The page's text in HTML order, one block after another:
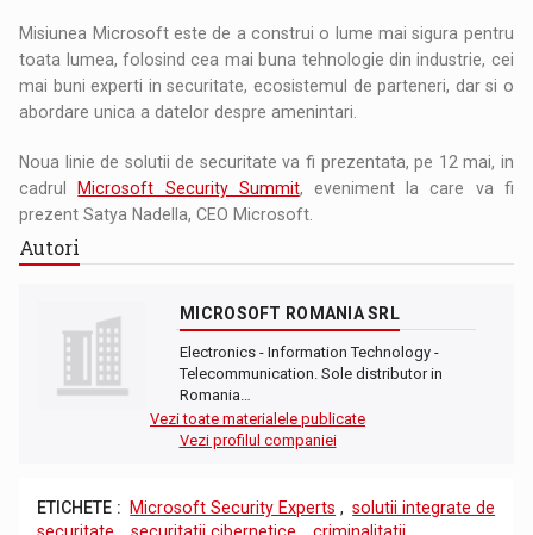
Misiunea Microsoft este de a construi o lume mai sigura pentru
toata lumea, folosind cea mai buna tehnologie din industrie, cei
mai buni experti in securitate, ecosistemul de parteneri, dar si o
abordare unica a datelor despre amenintari.
Noua linie de solutii de securitate va fi prezentata, pe 12 mai, in
cadrul
Microsoft Security Summit, eveniment la care va fi
prezent Satya Nadella, CEO Microsoft.
Autori
MICROSOFT ROMANIA SRL
Electronics - Information Technology -
Telecommunication. Sole distributor in
Romania…
Vezi toate materialele publicate
Vezi profilul companiei
ETICHETE : Microsoft Security Experts , solutii integrate de
securitate , securitatii cibernetice , criminalitatii